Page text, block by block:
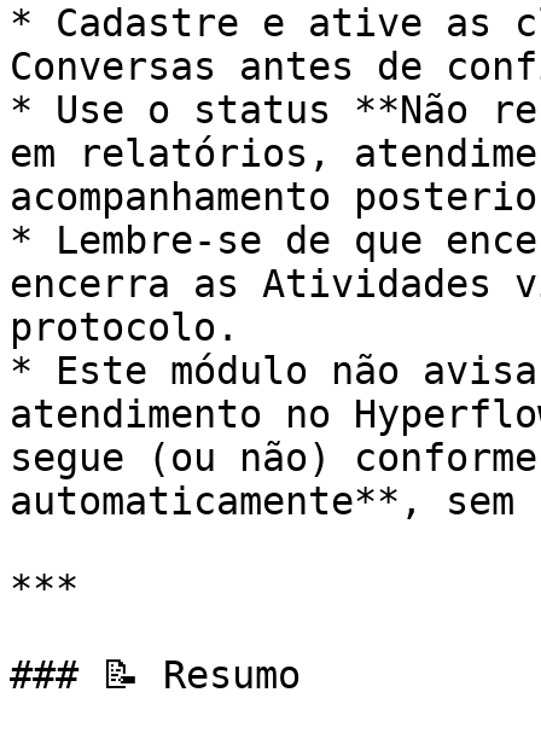
* Cadastre e ative as
Conversas antes de
* Use o status **Não
em relatórios,
acompanhamento
* Lembre-se de que
encerra as Atividades
protocolo.
* Este módulo não
atendimento no
segue (ou não)
automaticamente**,
***
### 📝 Resumo